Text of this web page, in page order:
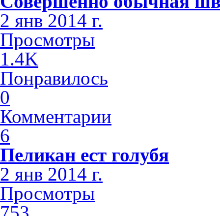
2 янв 2014 г.
Просмотры
1.4K
Понравилось
0
Комментарии
6
Пеликан ест голубя
2 янв 2014 г.
Просмотры